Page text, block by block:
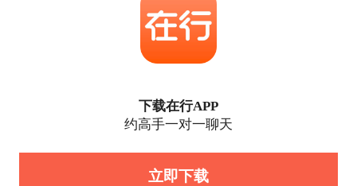
下载在行APP
约高手一对一聊天
立即下载